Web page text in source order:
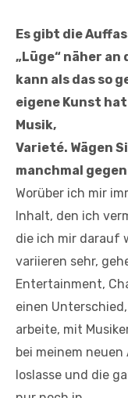
Es gibt die
„Lüge“ näher an
kann als das so
eigene Kunst
Musik,
Varieté. Wägen
manchmal
Worüber ich mir
Inhalt, den ich
die ich mir darauf
variieren sehr,
Entertainment,
einen
arbeite, mit
bei meinem neuen
loslasse und die